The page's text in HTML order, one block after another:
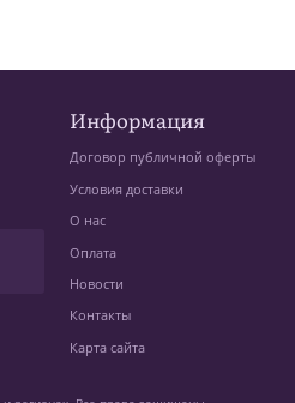
Информация
Договор публичной оферты
Условия доставки
О нас
Оплата
Новости
Контакты
Карта сайта